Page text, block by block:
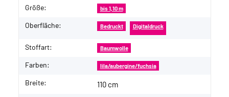
Größe: bis 1,10 m
Oberfläche: Bedruckt Digitaldruck
Stoffart: Baumwolle
Farben: lila/aubergine/fuchsia
Breite: 110 cm